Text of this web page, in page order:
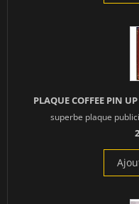
PLAQUE COFFEE PIN
superbe plaque